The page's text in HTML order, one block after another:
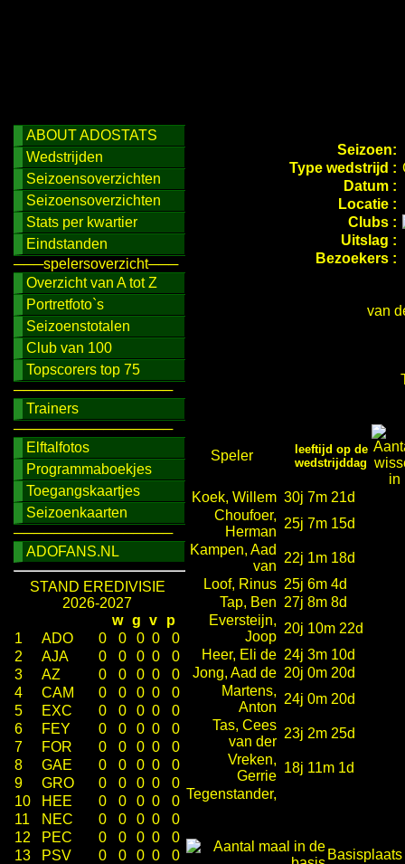
ABOUT ADOSTATS
Wedstrijden
Seizoensoverzichten
Seizoensoverzichten
Stats per kwartier
Eindstanden
───spelersoverzicht───
Overzicht van A tot Z
Portretfoto`s
Seizoenstotalen
Club van 100
Topscorers top 75
────────────────
Trainers
────────────────
Elftalfotos
Programmaboekjes
Toegangskaartjes
Seizoenkaarten
────────────────
ADOFANS.NL
STAND EREDIVISIE
2026-2027
w g v
p
1
ADO 0 0 0 0
0
2
AJA 0 0 0 0
0
3
AZ 0 0 0 0
0
4
CAM 0 0 0 0
0
5
EXC 0 0 0 0
0
6
FEY 0 0 0 0
0
7
FOR 0 0 0 0
0
8
GAE 0 0 0 0
0
9
GRO 0 0 0 0
0
10
HEE 0 0 0 0
0
11
NEC 0 0 0 0
0
12
PEC 0 0 0 0
0
13
PSV 0 0 0 0
0
Seizoen:
Type wedstrijd :
Datum :
Locatie :
Clubs :
Uitslag :
Bezoekers :
van
Speler
leeftijd op de
wedstrijddag
Koek, Willem 30j 7m 21d
Choufoer,
Herman
25j 7m 15d
Kampen, Aad
van
22j 1m 18d
Loof, Rinus 25j 6m 4d
Tap, Ben 27j 8m 8d
Eversteijn,
Joop
20j 10m 22d
Heer, Eli de 24j 3m 10d
Jong, Aad de 20j 0m 20d
Martens,
Anton
24j 0m 20d
Tas, Cees
van der
23j 2m 25d
Vreken,
Gerrie
18j 11m 1d
Tegenstander,
Basisplaats